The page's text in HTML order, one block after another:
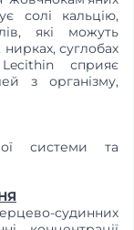
солі кальцію,
які можуть
суглобах
сприяє
з організму,
системи та
судинних